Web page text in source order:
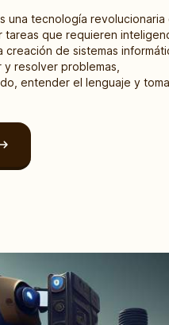
una tecnología revolucionaria
tareas que requieren
creación de sistemas
resolver problemas,
entender el lenguaje y